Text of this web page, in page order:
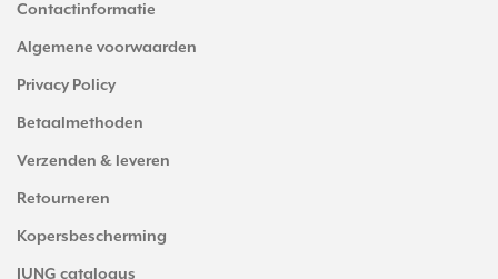
Contactinformatie
Algemene voorwaarden
Privacy Policy
Betaalmethoden
Verzenden & leveren
Retourneren
Kopersbescherming
JUNG catalogus